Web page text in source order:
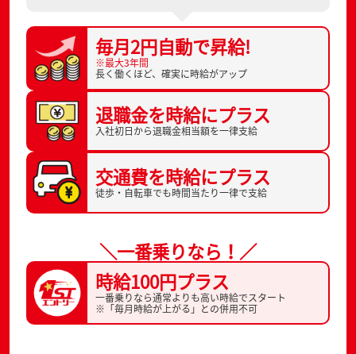
毎月2円自動で昇給!
※最大3年間
長く働くほど、 確実に時給がアップ
退職金を時給にプラス
入社初日から退職金相当額を一律支給
交通費を時給にプラス
徒歩・自転車でも時間当たり一律で支給
＼一番乗りなら！／
時給100円プラス
一番乗りなら通常よりも高い時給でスタート
※「毎月時給が上がる」との併用不可